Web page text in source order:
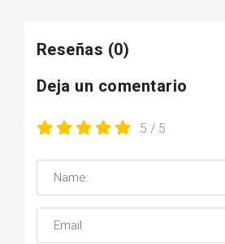
Reseñas (0)
Deja un comentario
5 / 5